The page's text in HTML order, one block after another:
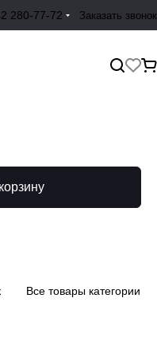
280-77-72 Заказать звонок
Все товары категории